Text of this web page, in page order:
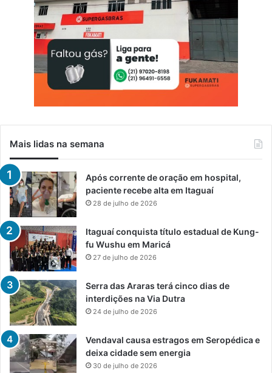
Mais lidas na semana
Após corrente de oração em hospital,
paciente recebe alta em Itaguaí
28 de julho de 2026
Itaguaí conquista título estadual de Kung-
fu Wushu em Maricá
27 de julho de 2026
Serra das Araras terá cinco dias de
interdições na Via Dutra
24 de julho de 2026
Vendaval causa estragos em Seropédica e
deixa cidade sem energia
30 de julho de 2026